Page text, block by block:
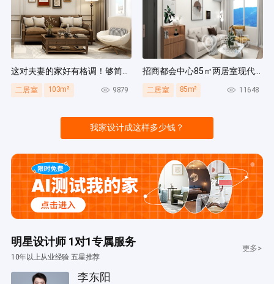
这对夫妻的家好有格调！够简洁还复古，好打扫卫生太贴心~
二居室 103m² 9879
招商都会中心85㎡两居室现代简约风装修案例
二居室 85m² 11648
我家设计成这样多少钱？
明星设计师 1对1专属服务
10年以上从业经验 五星推荐
更多>
李东阳